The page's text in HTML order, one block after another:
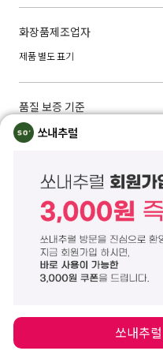
화장품제조업자
제품 별도 표기
품질 보증 기준
본 제품에 이상이 있을 경우, 공정거래
상해 드립니다.
구매자 단순변심: 상품 수령일로 부터
상품하자/표시, 광고와 상이: 상품 수
날 또는 알 수 있었던 날부터 30일 이
A/S 책임자 및 전화번호
쏘내추럴 고객관리센터 02)573-6769 /
쏘내추럴
쏘내추